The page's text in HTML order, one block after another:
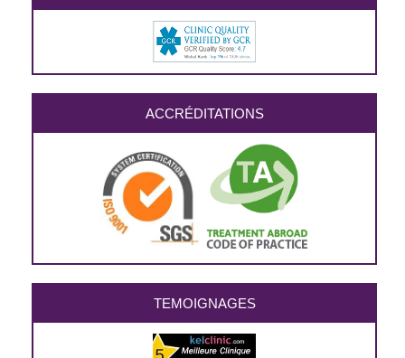
ACCRÉDITATIONS
TEMOIGNAGES